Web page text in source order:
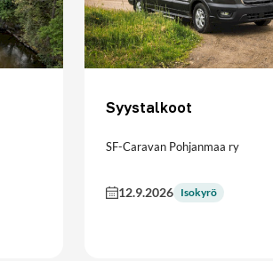
Syystalkoot
SF-Caravan Pohjanmaa ry
12.9.2026 Isokyrö